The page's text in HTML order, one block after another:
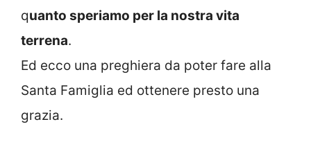
quanto speriamo per la nostra vita
terrena.
Ed ecco una preghiera da poter fare alla
Santa Famiglia ed ottenere presto una
grazia.